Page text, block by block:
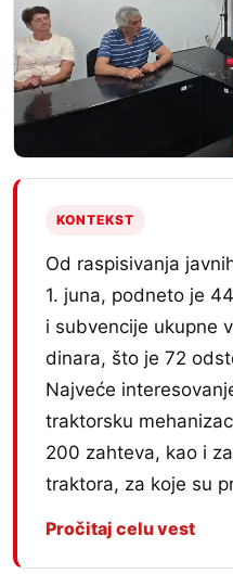
KONTEKST
Od raspisivanja
1. juna, podneto je
i subvencije ukupne
dinara, što je 72
Najveće
traktorsku
200 zahteva, kao i
traktora, za koje su
Pročitaj celu vest